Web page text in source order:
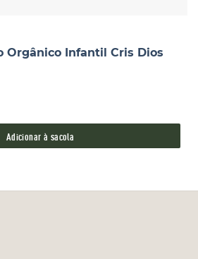
Orgânico Infantil Cris Dios
Adicionar à sacola